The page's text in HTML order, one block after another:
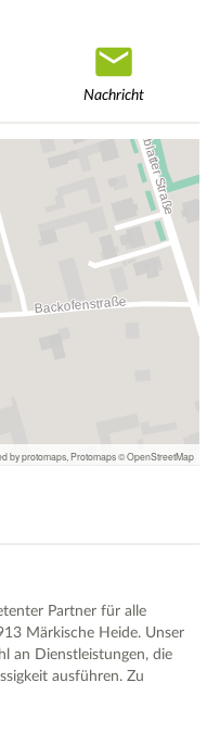
Nachricht
by protomaps Protomaps©OpenStreetMap
Partner für alle
Märkische Heide. Unser
an Dienstleistungen, die
ausführen. Zu